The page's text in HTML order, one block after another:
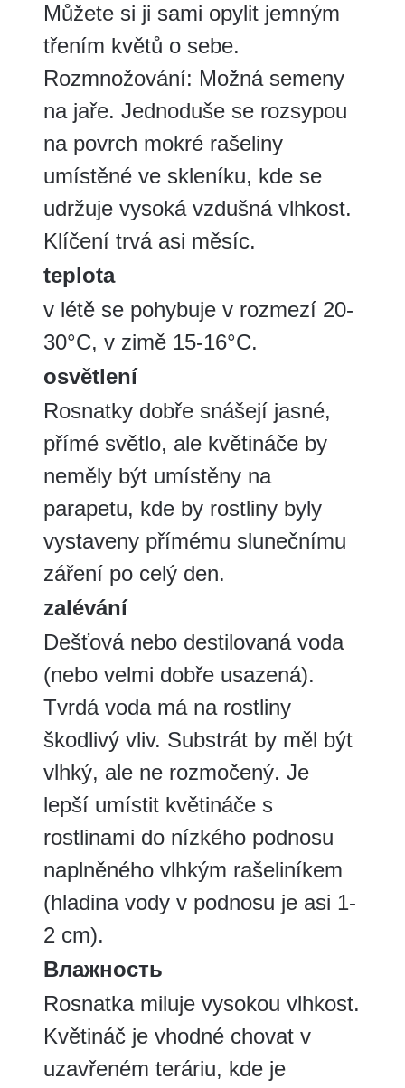
Můžete si ji sami opylit jemným
třením květů o sebe.
Rozmnožování: Možná semeny
na jaře. Jednoduše se rozsypou
na povrch mokré rašeliny
umístěné ve skleníku, kde se
udržuje vysoká vzdušná vlhkost.
Klíčení trvá asi měsíc.
teplota
v létě se pohybuje v rozmezí 20-
30°C, v zimě 15-16°C.
osvětlení
Rosnatky dobře snášejí jasné,
přímé světlo, ale květináče by
neměly být umístěny na
parapetu, kde by rostliny byly
vystaveny přímému slunečnímu
záření po celý den.
zalévání
Dešťová nebo destilovaná voda
(nebo velmi dobře usazená).
Tvrdá voda má na rostliny
škodlivý vliv. Substrát by měl být
vlhký, ale ne rozmočený. Je
lepší umístit květináče s
rostlinami do nízkého podnosu
naplněného vlhkým rašeliníkem
(hladina vody v podnosu je asi 1-
2 cm).
Влажность
Rosnatka miluje vysokou vlhkost.
Květináč je vhodné chovat v
uzavřeném teráriu, kde je